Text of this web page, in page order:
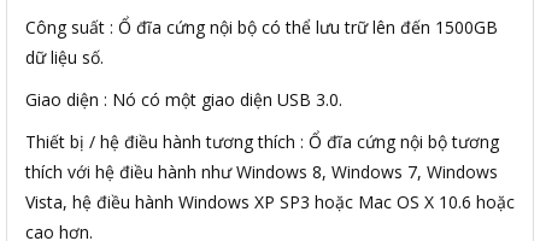
Công suất : Ổ đĩa cứng nội bộ có thể lưu trữ lên đến 1500GB
dữ liệu số.
Giao diện : Nó có một giao diện USB 3.0.
Thiết bị / hệ điều hành tương thích : Ổ đĩa cứng nội bộ tương
thích với hệ điều hành như Windows 8, Windows 7, Windows
Vista, hệ điều hành Windows XP SP3 hoặc Mac OS X 10.6 hoặc
cao hơn.